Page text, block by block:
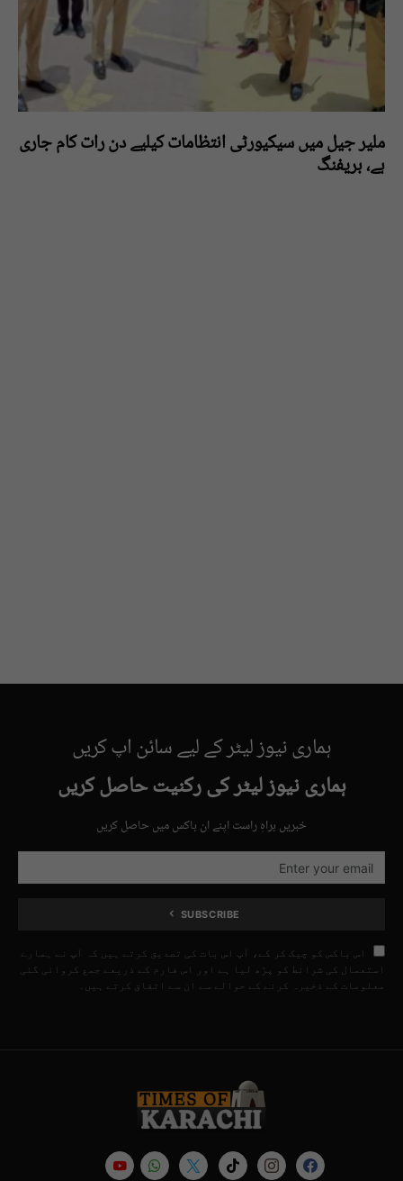
ملیر جیل میں سیکیورٹی انتظامات کیلیے دن رات کام جاری
ہے، بریفنگ
ہماری نیوز لیٹر کے لیے سائن اپ کریں
ہماری نیوز لیٹر کی رکنیت حاصل کریں
خبریں براہِ راست اپنے ان باکس میں حاصل کریں
SUBSCRIBE
اس باکس کو چیک کر کے، آپ اس بات کی تصدیق کرتے ہیں کہ آپ نے ہمارے
استعمال کی شرائط کو پڑھ لیا ہے اور اس فارم کے ذریعے جمع کروائی گئی
معلومات کے ذخیرہ کرنے کے حوالے سے ان سے اتفاق کرتے ہیں۔